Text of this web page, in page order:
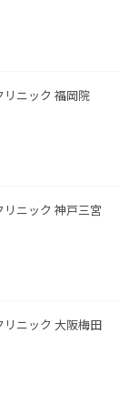
リニック 福岡院
ニック 神戸三宮
リニック 大阪梅田